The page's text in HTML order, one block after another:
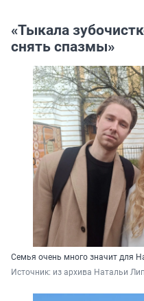
«Тыкала
снять спазмы»
Семья очень много значит для
Источник: из архива Натальи